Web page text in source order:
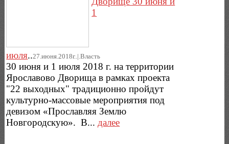
1
июля..27.июня.2018г..|.Власть
30 июня и 1 июля 2018 г. на территории
Ярославово Дворища в рамках проекта
"22 выходных" традиционно пройдут
культурно-массовые мероприятия под
девизом «Прославляя Землю
Новгородскую». В... далее